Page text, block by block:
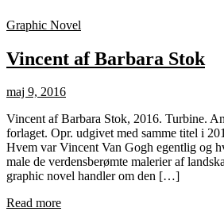
Graphic Novel
Vincent af Barbara Stok
maj 9, 2016
Vincent af Barbara Stok, 2016. Turbine.
forlaget. Opr. udgivet med samme titel i
Hvem var Vincent Van Gogh egentlig og
male de verdensberømte malerier af
graphic novel handler om den […]
Read more